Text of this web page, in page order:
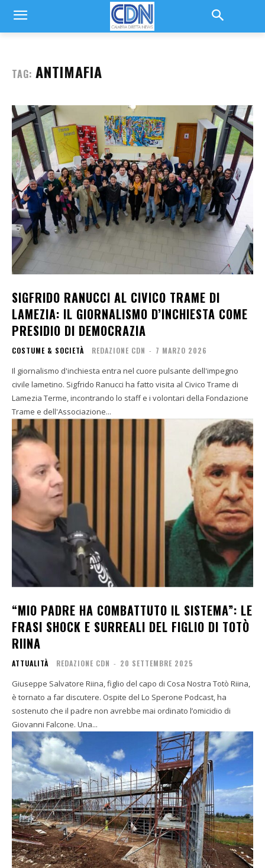
TAG: ANTIMAFIA
SIGFRIDO RANUCCI AL CIVICO TRAME DI
LAMEZIA: IL GIORNALISMO D’INCHIESTA COME
PRESIDIO DI DEMOCRAZIA
COSTUME & SOCIETÀ REDAZIONE CDN - 7 MARZO 2026
Il giornalismo d'inchiesta entra nel cuore pulsante dell'impegno
civile lametino. Sigfrido Ranucci ha fatto visita al Civico Trame di
Lamezia Terme, incontrando lo staff e i volontari della Fondazione
Trame e dell'Associazione...
“MIO PADRE HA COMBATTUTO IL SISTEMA”: LE
FRASI SHOCK E SURREALI DEL FIGLIO DI TOTÒ
RIINA
ATTUALITÀ REDAZIONE CDN - 20 SETTEMBRE 2025
Giuseppe Salvatore Riina, figlio del capo di Cosa Nostra Totò Riina,
è tornato a far discutere. Ospite del Lo Sperone Podcast, ha
sostenuto che il padre non avrebbe mai ordinato l’omicidio di
Giovanni Falcone. Una...